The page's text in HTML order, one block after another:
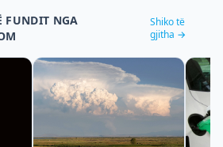
FUNDIT NGA
Shiko të
gjitha →